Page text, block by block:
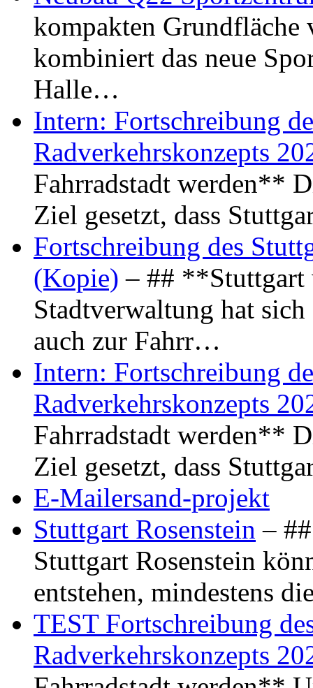
kompakten Grundfläche
kombiniert das neue
Halle…
Intern: Fortschreibung
Radverkehrskonzepts
Fahrradstadt werden**
Ziel gesetzt, dass
Fortschreibung des
(Kopie) – ## **Stuttgart
Stadtverwaltung hat
auch zur Fahrr…
Intern: Fortschreibung
Radverkehrskonzepts
Fahrradstadt werden**
Ziel gesetzt, dass
E-Mailersand-projekt
Stuttgart Rosenstein –
Stuttgart Rosenstein
entstehen, mindestens
TEST Fortschreibung
Radverkehrskonzepts